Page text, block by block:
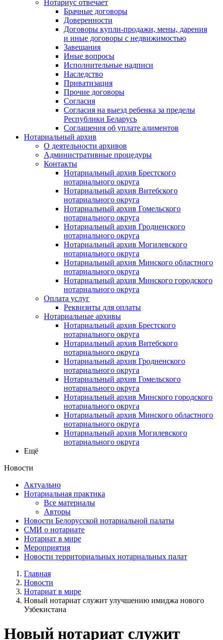
Нотариус отвечает
Брачные договоры
Доверенности
Договоры купли-продажи, мены, дарения
и иные договоры с недвижимостью
Завещания
Иные вопросы
Исполнительные надписи
Наследство
Приватизация
Прочие договоры
Согласия
Согласия на выезд ребенка за пределы
Республики Беларусь
Соглашения об уплате алиментов
Нотариальный архив
О деятельности архивов
Административные процедуры
Контакты
Нотариальный архив Брестского
нотариального округа
Нотариальный архив Витебского
нотариального округа
Нотариальный архив Гомельского
нотариального округа
Нотариальный архив Гродненского
нотариального округа
Нотариальный архив Могилевского
нотариального округа
Нотариальный архив Минского областного
нотариального округа
Нотариальный архив Минского городского
нотариального округа
Оплата услуг
Реквизиты для оплаты
Нотариальные архивы
Нотариальный архив Брестского
нотариального округа
Нотариальный архив Витебского
нотариального округа
Нотариальный архив Гродненского
нотариального округа
Нотариальный архив Гомельского
нотариального округа
Нотариальный архив Минского городского
нотариального округа
Нотариальный архив Минского областного
нотариального округа
Нотариальный архив Могилевского
нотариального округа
Ещё
Новости
Актуально
Нотариальная практика
Все материалы
Авторы
Новости Белорусской нотариальной палаты
СМИ о нотариате
Нотариат в мире
Мероприятия
Новости территориальных нотариальных палат
Главная
Новости
Нотариат в мире
Новый нотариат служит улучшению имиджа нового
Узбекистана
Новый нотариат служит